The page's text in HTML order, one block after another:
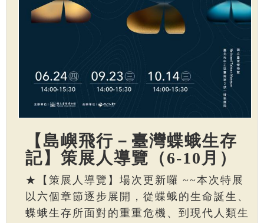
【島嶼飛行－臺灣蝶蛾生存
記】策展人導覽（6-10月）
★【策展人導覽】場次更新囉 ~~本次特展
以六個章節逐步展開，從蝶蛾的生命誕生、
蝶蛾生存所面對的重重危機、到現代人類生